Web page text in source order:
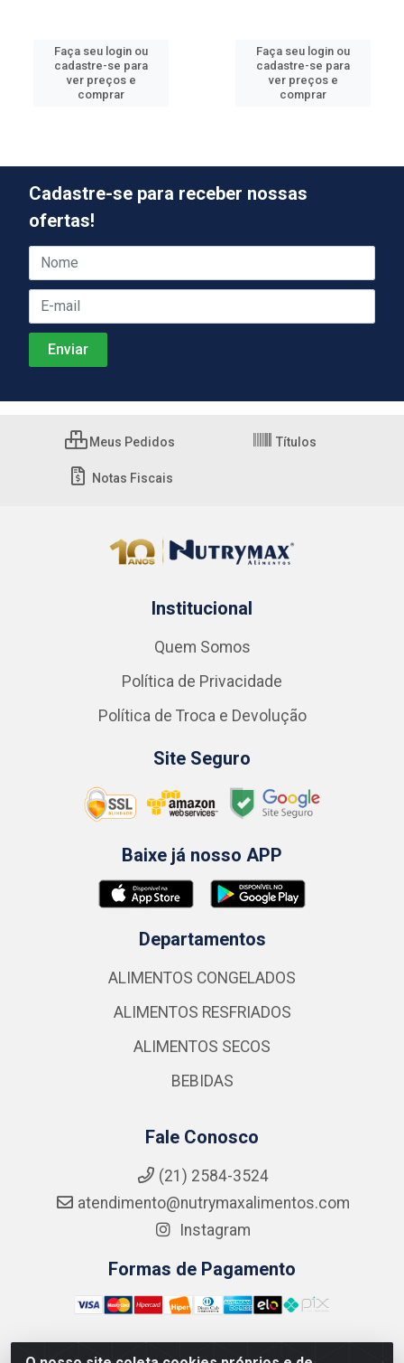
Faça seu login ou
cadastre-se para
ver preços e
comprar
Faça seu login ou
cadastre-se para
ver preços e
comprar
Cadastre-se para receber nossas
ofertas!
Meus Pedidos Títulos
Notas Fiscais
Institucional
Quem Somos
Política de Privacidade
Política de Troca e Devolução
Site Seguro
Baixe já nosso APP
Departamentos
ALIMENTOS CONGELADOS
ALIMENTOS RESFRIADOS
ALIMENTOS SECOS
BEBIDAS
Fale Conosco
(21) 2584-3524
atendimento@nutrymaxalimentos.com
Instagram
Formas de Pagamento